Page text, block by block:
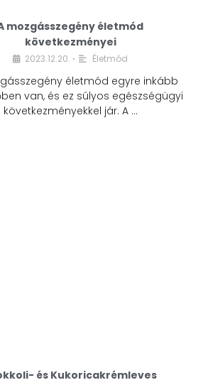
mozgásszegény életmód
következményei
2023.12.20. • Életmód
életmód egyre inkább
van, és ez súlyos egészségügyi
következményekkel jár. A …
és Kukoricakrémleves